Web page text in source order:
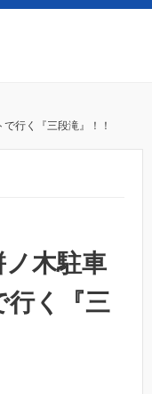
行く『三段滝』！！
ノ木駐車
行く『三